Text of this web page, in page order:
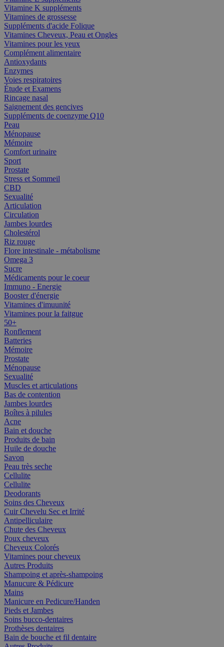
Vitamine K suppléments
Vitamines de grossesse
Suppléments d'acide Folique
Vitamines Cheveux, Peau et Ongles
Vitamines pour les yeux
Complément alimentaire
Antioxydants
Enzymes
Voies respiratoires
Étude et Examens
Rincage nasal
Saignement des gencives
Suppléments de coenzyme Q10
Peau
Ménopause
Mémoire
Comfort urinaire
Sport
Prostate
Stress et Sommeil
CBD
Sexualité
Articulation
Circulation
Jambes lourdes
Cholestérol
Riz rouge
Flore intestinale - métabolisme
Omega 3
Sucre
Médicaments pour le coeur
Immuno - Energie
Booster d'énergie
Vitamines d'imuunité
Vitamines pour la faitgue
50+
Ronflement
Batteries
Mémoire
Prostate
Ménopause
Sexualité
Muscles et articulations
Bas de contention
Jambes lourdes
Boîtes à pilules
Acne
Bain et douche
Produits de bain
Huile de douche
Savon
Peau très seche
Cellulite
Cellulite
Deodorants
Soins des Cheveux
Cuir Chevelu Sec et Irrité
Antipelliculaire
Chute des Cheveux
Poux cheveux
Cheveux Colorés
Vitamines pour cheveux
Autres Produits
Shampoing et après-shampoing
Manucure & Pédicure
Mains
Manicure en Pedicure/Handen
Pieds et Jambes
Soins bucco-dentaires
Prothèses dentaires
Bain de bouche et fil dentaire